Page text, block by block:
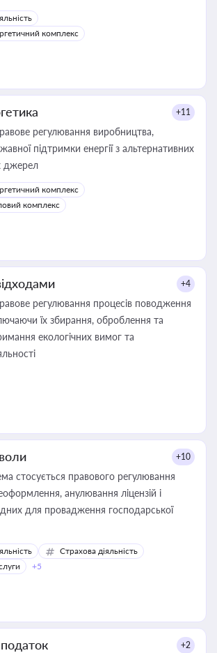
комплекс
+11
регулювання виробництва,
підтримки енергії з альтернативних
джерел
комплекс
комплекс
+4
регулювання процесів поводження
їх збирання, оброблення та
екологічних вимог та
+10
стосується правового регулювання
анулювання ліцензій і
для провадження господарської
Страхова діяльність
+5
+2